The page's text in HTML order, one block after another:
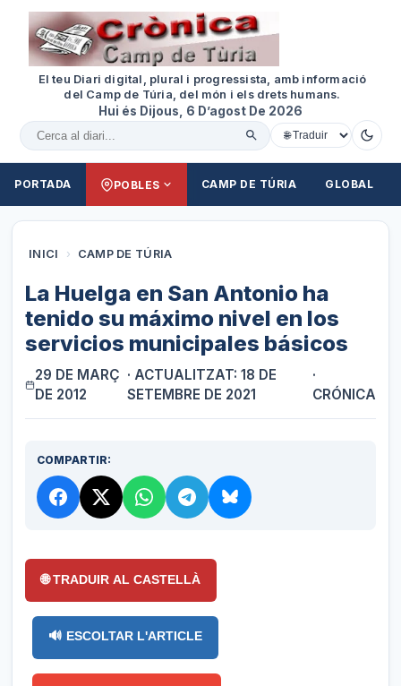
El teu Diari digital, plural i progressista, amb informació
del Camp de Túria, del món i els drets humans.
Hui és Dijous, 6 D’agost De 2026
Cercar al diari
PORTADA POBLES CAMP DE TÚRIA GLOBAL
INICI › CAMP DE TÚRIA
La Huelga en San Antonio ha
tenido su máximo nivel en los
servicios municipales básicos
29 DE MARÇ
DE 2012
· ACTUALITZAT: 18 DE
SETEMBRE DE 2021
·
CRÓNICA
COMPARTIR:
🌐 TRADUIR AL CASTELLÀ
🔊 ESCOLTAR L'ARTICLE